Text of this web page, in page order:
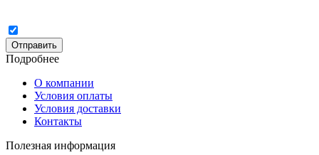
Отправить
Подробнее
О компании
Условия оплаты
Условия доставки
Контакты
Полезная информация